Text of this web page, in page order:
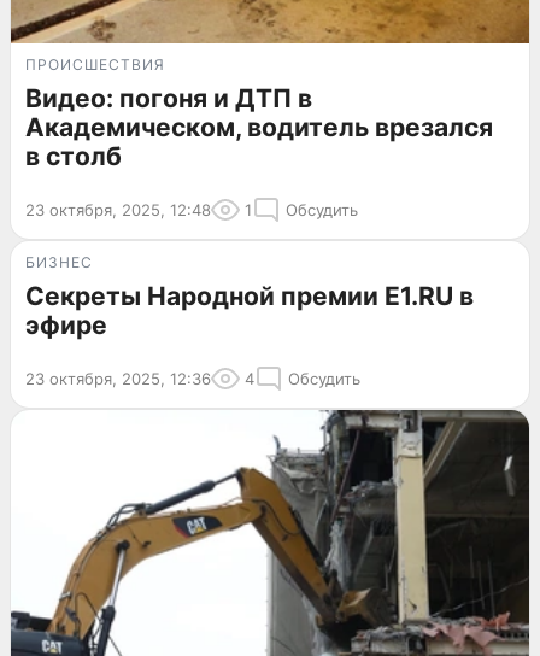
ПРОИСШЕСТВИЯ
Видео: погоня и ДТП в
Академическом, водитель врезался
в столб
23 октября, 2025, 12:48 1 Обсудить
БИЗНЕС
Секреты Народной премии E1.RU в
эфире
23 октября, 2025, 12:36 4 Обсудить